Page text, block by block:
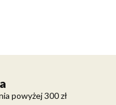
powyżej 300 zł